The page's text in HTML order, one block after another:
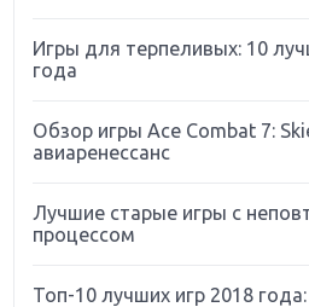
Игры для терпеливых: 10
года
Обзор игры Ace Combat 7:
авиаренессанс
Лучшие старые игры с
процессом
Топ-10 лучших игр 2018